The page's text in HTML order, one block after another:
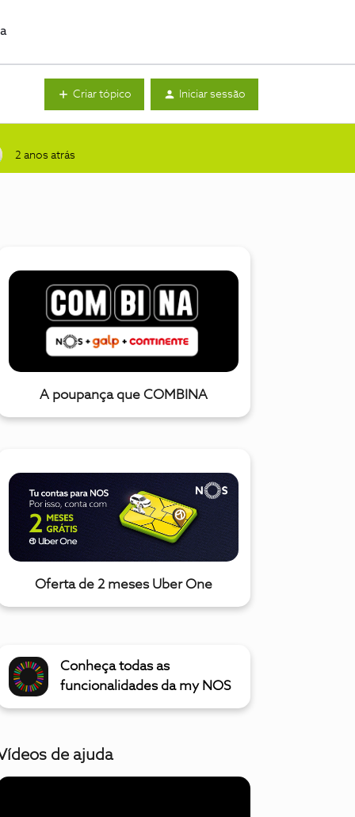
Criar tópico Iniciar sessão
2 anos atrás
A poupança que COMBINA
Oferta de 2 meses Uber One
Conheça todas as
funcionalidades da my NOS
de ajuda